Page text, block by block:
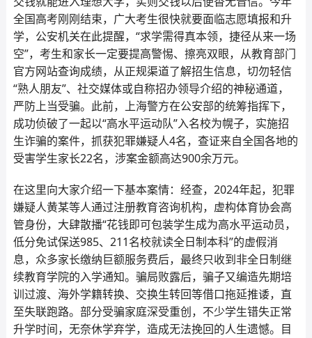
全国高考刚刚结束，广大考生很快就要面临志愿填报和升
学，公安机关在此提醒，“求学需得真本领，捷径从来一场
空”，考生和家长一定要提高警惕、擦亮双眼，从教育部门
官方网站查询成绩，从正规渠道了解招生信息，切勿轻信
“熟人朋友”、社交媒体或自称招办领导介绍的神秘通道，
严防上当受骗。此前，上海警方在公安部的统筹指挥下，
成功侦破了一起以“高水平运动队”入名校为幌子，实施招
生诈骗的案件，抓获犯罪嫌疑人4名，查证来自全国各地的
受害学生家长22名，涉案金额高达900余万元。
在这里向大家介绍一下基本案情：经查，2024年起，犯罪
嫌疑人黄某等人通过注册教育咨询机构，虚构体育协会高
管身份，大肆散播“花钱即可包装学生成为高水平运动员，
低分免试保送985、211名校就读全日制本科”的虚假消
息，众多家长缴纳巨额服务费后，最终只收到非全日制继
续教育学院的入学通知。骗局败露后，骗子又编造先期培
训过渡、海外学籍转换、交换生转回等借口拖延推诿，直
至失联跑路。部分受骗家庭深受重创，不少学生错失正常
升学时间，无奈休学弃学，造成无法挽回的人生遗憾。目